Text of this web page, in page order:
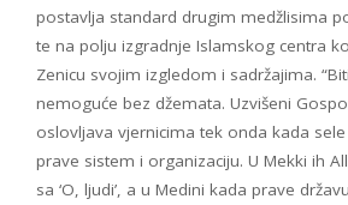
postavlja standard drugim medžlisima
te na polju izgradnje Islamskog centra
Zenicu svojim izgledom i sadržajima.
nemoguće bez džemata. Uzvišeni
oslovljava vjernicima tek onda kada
prave sistem i organizaciju. U Mekki ih
sa ‘O, ljudi’, a u Medini kada prave